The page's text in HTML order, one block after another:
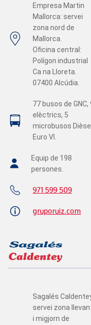
Empresa Martin
Mallorca: servei
zona nord de
Mallorca.
Oficina central:
Polígon industrial
Ca na Lloreta.
07400 Alcúdia.
77 busos de GNC,
elèctrics, 5
microbusos Dièsel
Euro VI.
Equip de 198
persones.
971 599 509
gruporuiz.com
Sagalés
servei zona
i migjorn de